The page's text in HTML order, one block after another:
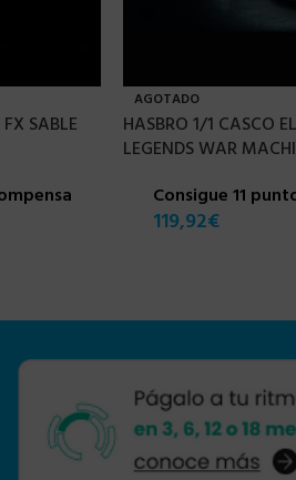
SABLE
AGOTADO
HASBRO 1/1 CASCO
LEGENDS WAR
Consigue 11
119,92€